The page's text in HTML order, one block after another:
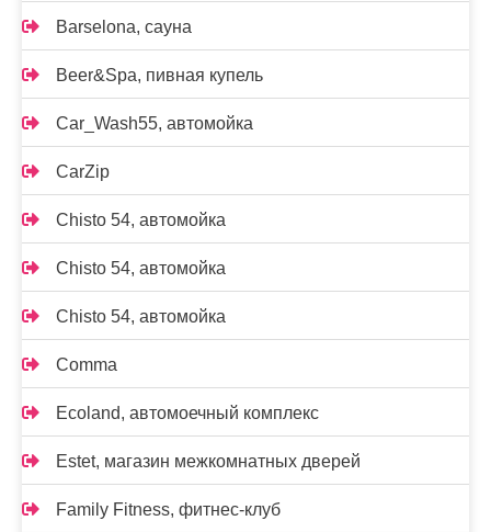
Barselona, сауна
Beer&Spa, пивная купель
Car_Wash55, автомойка
CarZip
Chisto 54, автомойка
Chisto 54, автомойка
Chisto 54, автомойка
Comma
Ecoland, автомоечный комплекс
Estet, магазин межкомнатных дверей
Family Fitness, фитнес-клуб